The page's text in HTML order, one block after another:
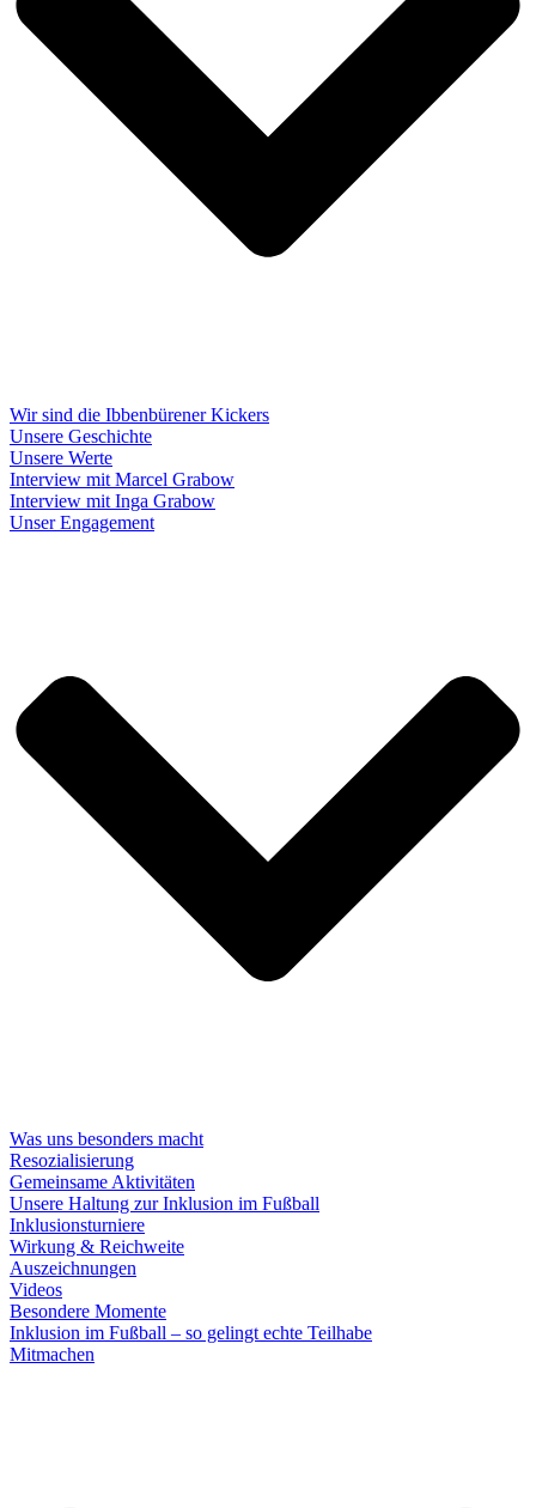
Wir sind die Ibbenbürener Kickers
Unsere Geschichte
Unsere Werte
Interview mit Marcel Grabow
Interview mit Inga Grabow
Unser Engagement
Was uns besonders macht
Resozialisierung
Gemeinsame Aktivitäten
Unsere Haltung zur Inklusion im Fußball
Inklusionsturniere
Wirkung & Reichweite
Auszeichnungen
Videos
Besondere Momente
Inklusion im Fußball – so gelingt echte Teilhabe
Mitmachen